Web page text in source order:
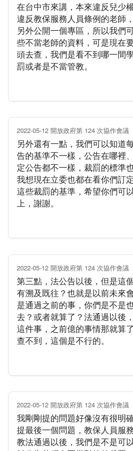
在台中市來講，本來違反兒少
違反教保服務人員條例的老師
另外公開一個專區，所以我們
些不當老師的資料，可是現在
頭去查，我們是看不到哪一間
罰或者是不當管教。
2022-05-12 開放政府第 124 次協作會議
另外還有一點，我們可以知道
告的基準不一樣，公告在哪裡
定公告都不一樣，裁罰的標準
我想現在立委也都在看你們訂
這些裁罰的基準，希望你們可
上，謝謝。
2022-05-12 開放政府第 124 次協作會議
第三點，法公告以後，但是這
有溯及既往？也就是以前未來
是通過之前的事，你們是不是
去？或者就算了？法通過以後
這件事，之前億的事情那就算
查不到，這個是不行的。
2022-05-12 開放政府第 124 次協作會議
我剛剛提的問題好像沒有很明
提最後一個問題，教保人員服
教法通過以後，我們是不是可